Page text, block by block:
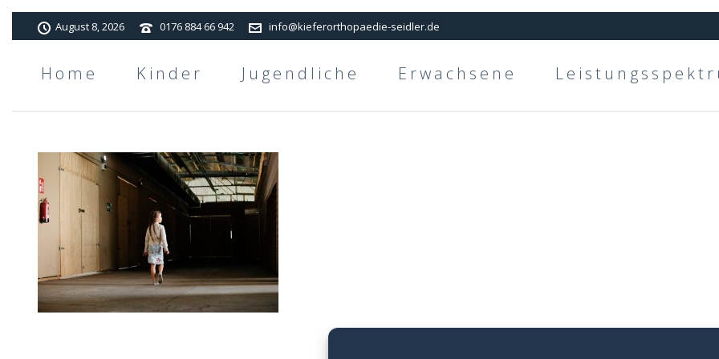
August 8, 2026 0176 884 66 942 info@kieferorthopaedie-seidler.de
Home Kinder Jugendliche Erwachsene